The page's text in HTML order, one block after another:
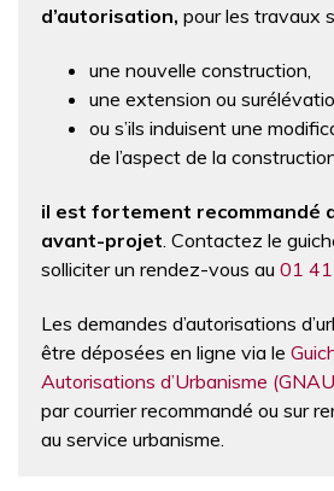
d’autorisation, pour les travaux
une nouvelle construction,
une extension ou
ou s’ils induisent une
de l’aspect de la
il est fortement recommandé
avant-projet . Contactez le
solliciter un rendez-vous au 01
Les demandes d’autorisations
être déposées en ligne via le
Autorisations d’Urbanisme
par courrier recommandé ou sur
au service urbanisme.